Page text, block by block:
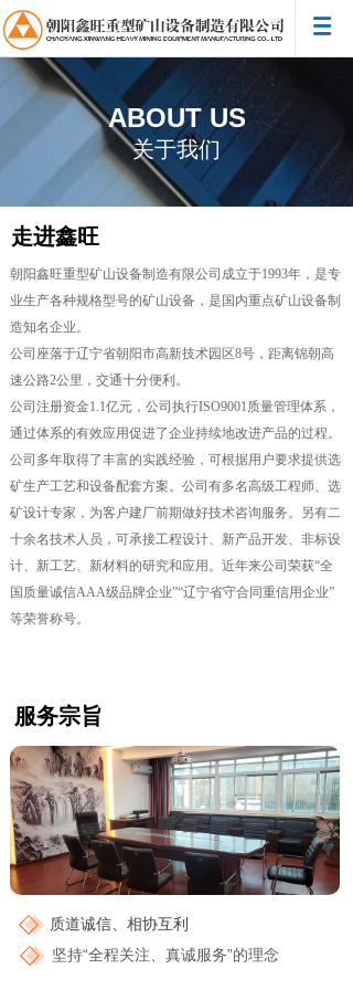
关于我们
ABOUT US
走进鑫旺
朝阳鑫旺重型矿山设备制造有限公司成立于1993年，是专
业生产各种规格型号的矿山设备，是国内重点矿山设备制
造知名企业。
公司座落于辽宁省朝阳市高新技术园区8号，距离锦朝高
速公路2公里，交通十分便利。
公司注册资金1.1亿元，公司执行ISO9001质量管理体系，
通过体系的有效应用促进了企业持续地改进产品的过程。
公司多年取得了丰富的实践经验，可根据用户要求提供选
矿生产工艺和设备配套方案。公司有多名高级工程师、选
矿设计专家，为客户建厂前期做好技术咨询服务。另有二
十余名技术人员，可承接工程设计、新产品开发、非标设
计、新工艺、新材料的研究和应用。近年来公司荣获“全
国质量诚信AAA级品牌企业”“辽宁省守合同重信用企业”
等荣誉称号。
服务宗旨
质道诚信、相协互利
坚持“全程关注、真诚服务”的理念